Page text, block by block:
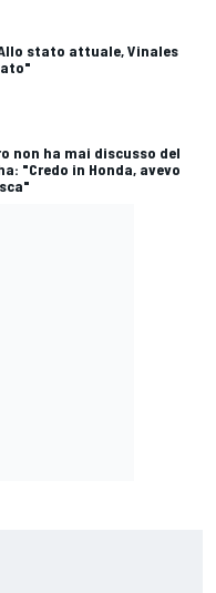
stato attuale, Vinales
non ha mai discusso del
"Credo in Honda, avevo